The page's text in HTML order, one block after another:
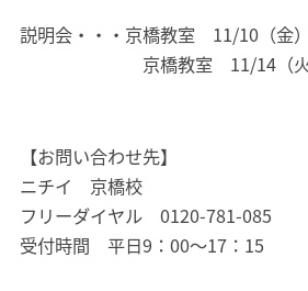
説明会・・・京橋教室 11/10（金
京橋教室 11/14（火）
【お問い合わせ先】
ニチイ 京橋校
フリーダイヤル 0120-781-085
受付時間 平日9：00～17：15